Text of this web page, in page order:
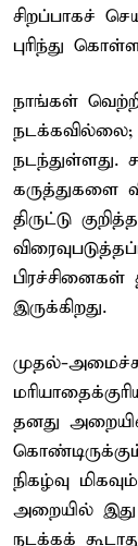
சிறப்பாகச்
புரிந்து
நாங்கள்
நடந்துள்ளது.
கருத்துகளை
திருட்டு
இருக்கிறது.
முதல்-
தனது
நிகழ்வு
அறையில்
நடக்கக்